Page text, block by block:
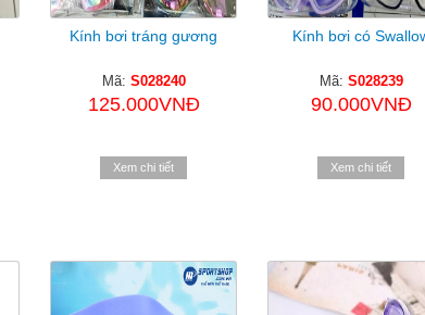
Kính bơi tráng gương
Mã: S028240
125.000VNĐ
Xem chi tiết
Kính bơi có
Mã: S028239
90.000VNĐ
Xem chi tiết